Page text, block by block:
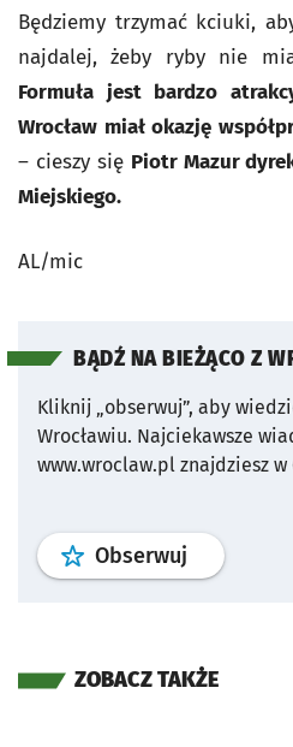
Będziemy trzymać kciuki,
najdalej, żeby ryby nie
Formuła jest bardzo
Wrocław miał okazję
– cieszy się Piotr Mazur
Miejskiego.
AL/mic
BĄDŹ NA BIEŻĄCO Z
Kliknij „obserwuj”, aby
Wrocławiu. Najciekawsze
www.wroclaw.pl znajdziesz w
Obserwuj profil
ZOBACZ TAKŻE